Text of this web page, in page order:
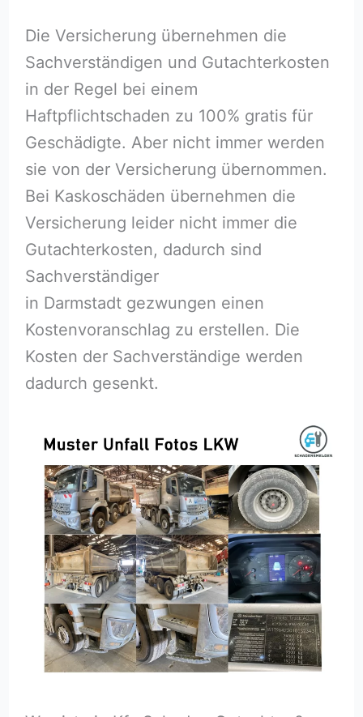
Die Versicherung übernehmen die
Sachverständigen und Gutachterkosten
in der Regel bei einem
Haftpflichtschaden zu 100% gratis für
Geschädigte. Aber nicht immer werden
sie von der Versicherung übernommen.
Bei Kaskoschäden übernehmen die
Versicherung leider nicht immer die
Gutachterkosten, dadurch sind
Sachverständiger
in Darmstadt gezwungen einen
Kostenvoranschlag zu erstellen. Die
Kosten der Sachverständige werden
dadurch gesenkt.